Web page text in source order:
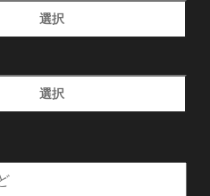
選択
選択